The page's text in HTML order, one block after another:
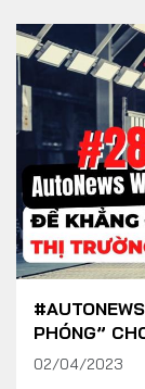
PHÓNG”
02/04/2023